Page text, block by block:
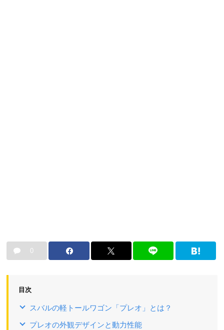
0
目次
スバルの軽トールワゴン「プレオ」とは？
プレオの外観デザインと動力性能